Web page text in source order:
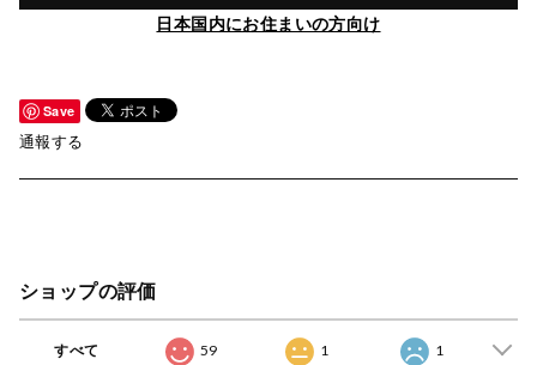
日本国内にお住まいの方向け
Save
通報する
ショップの評価
すべて 59 1 1